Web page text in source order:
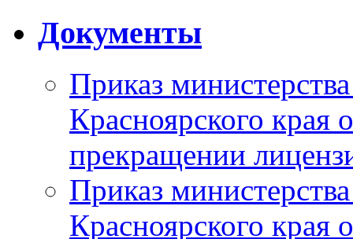
Документы
Приказ
Красноярского
прекращении
Приказ
Красноярского